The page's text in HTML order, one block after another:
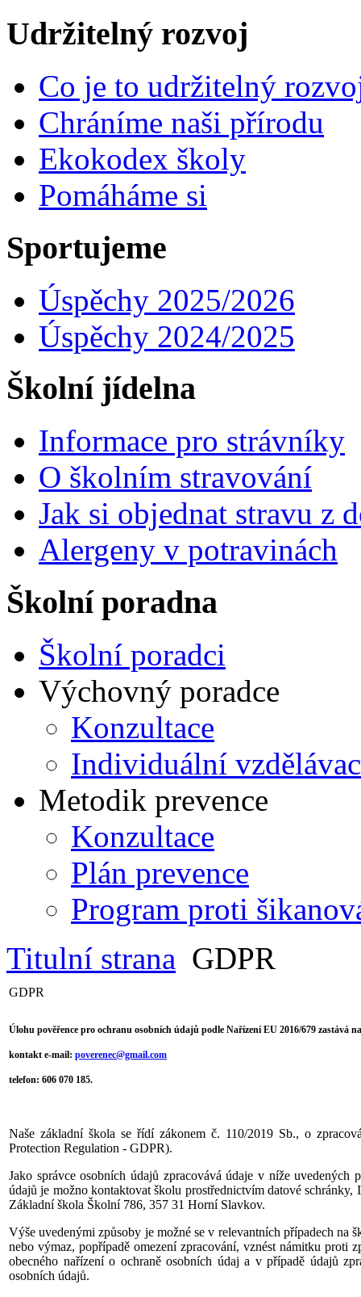
Udržitelný rozvoj
Co je to udržitelný
Chráníme naši přírodu
Ekokodex školy
Pomáháme si
Sportujeme
Úspěchy 2025/2026
Úspěchy 2024/2025
Školní jídelna
Informace pro strávníky
O školním stravování
Jak si objednat stravu z
Alergeny v potravinách
Školní poradna
Školní poradci
Výchovný poradce
Konzultace
Individuální
Metodik prevence
Konzultace
Plán prevence
Program proti
Titulní strana GDPR
GDPR
Úlohu pověřence pro ochranu osobních údajů podle Nařízení EU 2016/679 zastává
kontakt e-mail: poverenec@gmail.com
telefon: 606 070 185.
Naše základní škola se řídí zákonem č. 110/2019 Sb., o
Protection Regulation - GDPR).
Jako správce osobních údajů zpracovává údaje v níže
údajů je možno kontaktovat školu prostřednictvím datové
Základní škola Školní 786, 357 31 Horní Slavkov.
Výše uvedenými způsoby je možné se v relevantních případech na
nebo výmaz, popřípadě omezení zpracování, vznést námitku proti
obecného nařízení o ochraně osobních údaj a v případě údajů
osobních údajů.